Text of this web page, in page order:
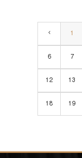
1
6 7
12 13
18 19